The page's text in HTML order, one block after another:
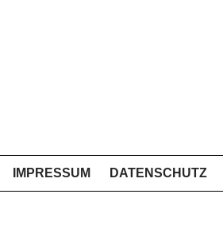
IMPRESSUM DATENSCHUTZ